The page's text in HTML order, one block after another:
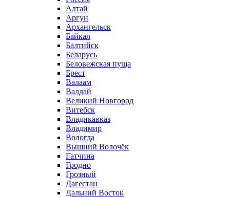
Алтай
Аргун
Архангельск
Байкал
Балтийск
Беларусь
Беловежская пуща
Брест
Валаам
Валдай
Великий Новгород
Витебск
Владикавказ
Владимир
Вологда
Вышний Волочёк
Гатчина
Гродно
Грозный
Дагестан
Дальний Восток